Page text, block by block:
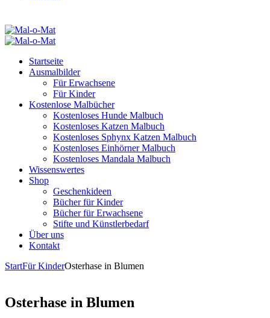
Startseite
Ausmalbilder
Für Erwachsene
Für Kinder
Kostenlose Malbücher
Kostenloses Hunde Malbuch
Kostenloses Katzen Malbuch
Kostenloses Sphynx Katzen Malbuch
Kostenloses Einhörner Malbuch
Kostenloses Mandala Malbuch
Wissenswertes
Shop
Geschenkideen
Bücher für Kinder
Bücher für Erwachsene
Stifte und Künstlerbedarf
Über uns
Kontakt
StartFür KinderOsterhase in Blumen
Osterhase in Blumen